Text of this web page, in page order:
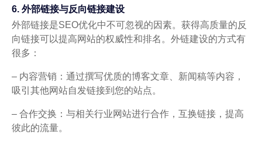
6. 外部链接与反向链接建设
外部链接是SEO优化中不可忽视的因素。获得高质量的反
向链接可以提高网站的权威性和排名。外链建设的方式有
很多：
– 内容营销：通过撰写优质的博客文章、新闻稿等内容，
吸引其他网站自发链接到您的站点。
– 合作交换：与相关行业网站进行合作，互换链接，提高
彼此的流量。